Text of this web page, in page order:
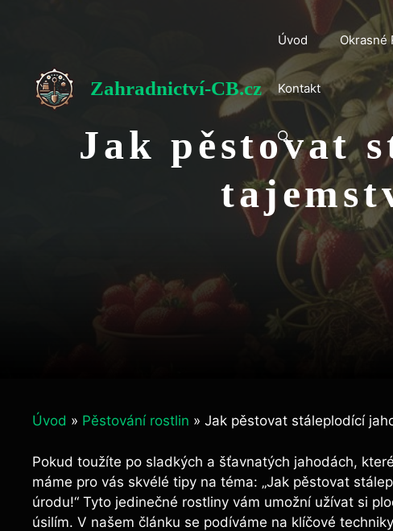
Zahradnictví-CB.cz
Úvod Okrasné
Kontakt
Jak pěstovat
Úvod » Pěstování rostlin » Jak pěstovat stáleplodící
Pokud toužíte po sladkých a šťavnatých jahodách,
máme pro vás skvélé tipy na téma: „Jak pěstovat
úrodu!“ Tyto jedinečné rostliny vám umožní užívat si
úsilím. V našem článku se podíváme na klíčové